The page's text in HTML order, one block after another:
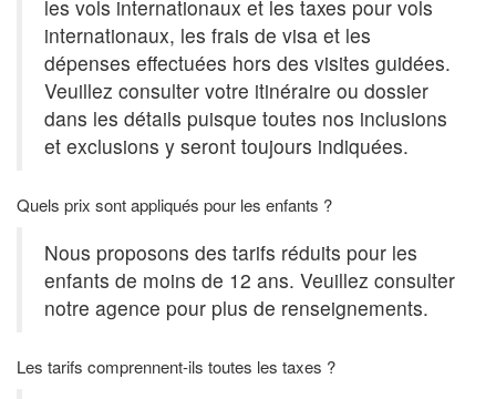
les vols internationaux et les taxes pour vols
internationaux, les frais de visa et les
dépenses effectuées hors des visites guidées.
Veuillez consulter votre itinéraire ou dossier
dans les détails puisque toutes nos inclusions
et exclusions y seront toujours indiquées.
Quels prix sont appliqués pour les enfants ?
Nous proposons des tarifs réduits pour les
enfants de moins de 12 ans. Veuillez consulter
notre agence pour plus de renseignements.
Les tarifs comprennent-ils toutes les taxes ?